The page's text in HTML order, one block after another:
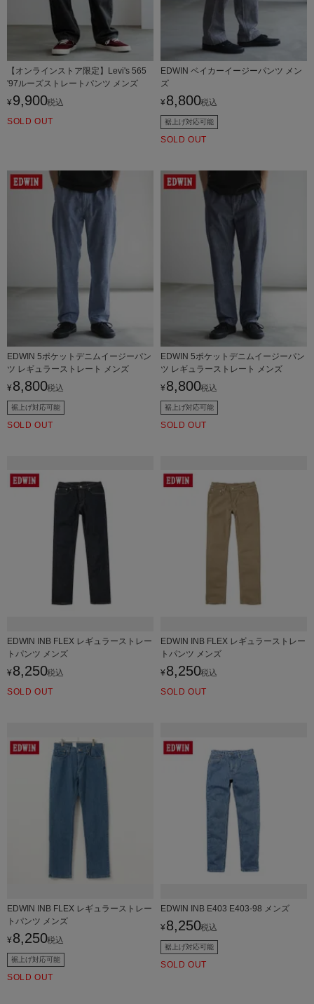
【オンラインストア限定】Levi's 565
'97ルーズストレートパンツ メンズ
¥ 9,900税込
SOLD OUT
EDWIN ベイカーイージーパンツ メン
ズ
¥ 8,800税込
裾上げ対応可能
SOLD OUT
EDWIN 5ポケットデニムイージーパン
ツ レギュラーストレート メンズ
¥ 8,800税込
裾上げ対応可能
SOLD OUT
EDWIN 5ポケットデニムイージーパン
ツ レギュラーストレート メンズ
¥ 8,800税込
裾上げ対応可能
SOLD OUT
EDWIN INB FLEX レギュラーストレー
トパンツ メンズ
¥ 8,250税込
SOLD OUT
EDWIN INB FLEX レギュラーストレー
トパンツ メンズ
¥ 8,250税込
SOLD OUT
EDWIN INB FLEX レギュラーストレー
トパンツ メンズ
¥ 8,250税込
裾上げ対応可能
SOLD OUT
EDWIN INB E403 E403-98 メンズ
¥ 8,250税込
裾上げ対応可能
SOLD OUT